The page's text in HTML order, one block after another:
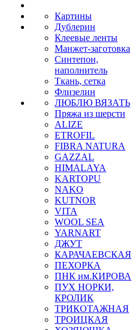
Картины
Дублерин
Клеевые ленты
Манжет-заготовка
Синтепон,
наполнитель
Ткань, сетка
Флизелин
ЛЮБЛЮ ВЯЗАТЬ
Пряжа из шерсти
ALIZE
ETROFIL
FIBRA NATURA
GAZZAL
HIMALAYA
KARTOPU
NAKO
KUTNOR
VITA
WOOL SEA
YARNART
ДЖУТ
КАРАЧАЕВСКАЯ
ПЕХОРКА
ПНК им.КИРОВА
ПУХ НОРКИ,
КРОЛИК
ТРИКОТАЖНАЯ
ТРОИЦКАЯ